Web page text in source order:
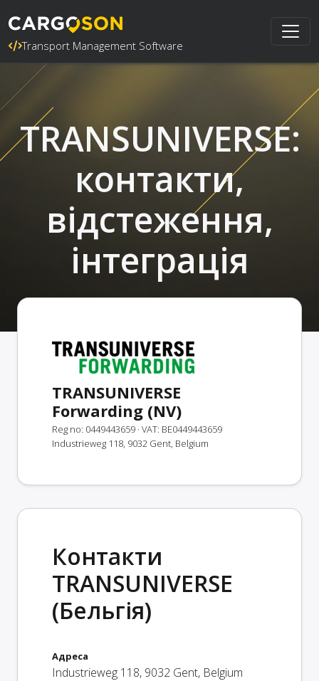
Transport Management Software
TRANSUNIVERSE:
контакти,
відстеження,
інтеграція
TRANSUNIVERSE
Forwarding (NV)
Reg no: 0449443659 · VAT: BE0449443659
Industrieweg 118, 9032 Gent, Belgium
Контакти
TRANSUNIVERSE
(Бельгія)
Адреса
Industrieweg 118, 9032 Gent, Belgium